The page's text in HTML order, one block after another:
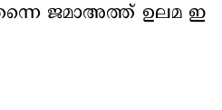
ജമാഅത്ത് ഉലമ ഇ